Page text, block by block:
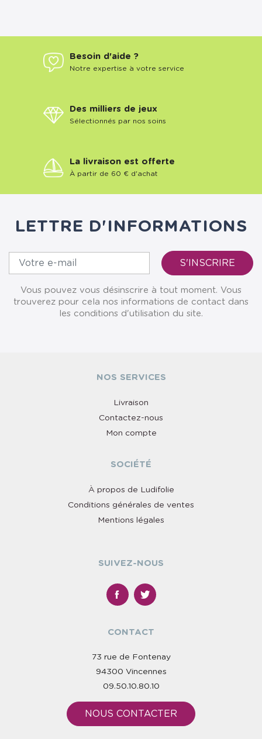
Besoin d'aide ?
Notre expertise à votre service
Des milliers de jeux
Sélectionnés par nos soins
La livraison est offerte
À partir de 60 € d'achat
LETTRE D'INFORMATIONS
Vous pouvez vous désinscrire à tout moment. Vous
trouverez pour cela nos informations de contact dans
les conditions d'utilisation du site.
NOS SERVICES
Livraison
Contactez-nous
Mon compte
SOCIÉTÉ
À propos de Ludifolie
Conditions générales de ventes
Mentions légales
SUIVEZ-NOUS
CONTACT
73 rue de Fontenay
94300 Vincennes
09.50.10.80.10
NOUS CONTACTER